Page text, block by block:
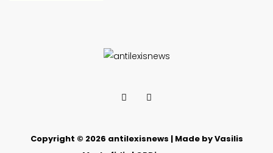
Copyright © 2026 antilexisnews | Made by Vasilis